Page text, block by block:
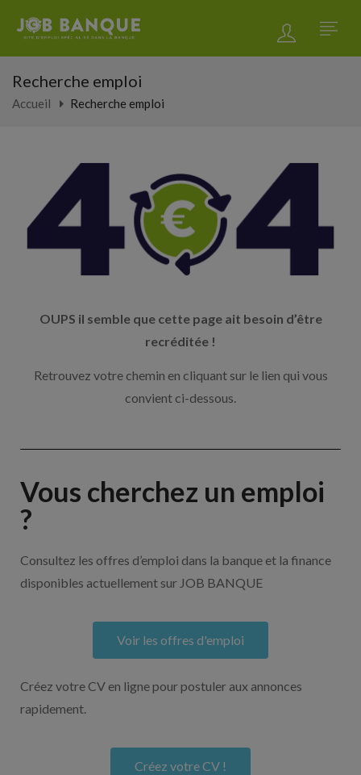
Recherche emploi
Accueil Recherche emploi
OUPS il semble que cette page ait besoin d’être
recréditée !
Retrouvez votre chemin en cliquant sur le lien qui vous
convient ci-dessous.
Vous cherchez un emploi
?
Consultez les offres d’emploi dans la banque et la finance
disponibles actuellement sur JOB BANQUE
Voir les offres d'emploi
Créez votre CV en ligne pour postuler aux annonces
rapidement.
Créez votre CV !